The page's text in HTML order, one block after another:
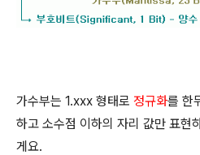
가수부는 1.xxx 형태로 정규화를 한
하고 소수점 이하의 자리 값만 표현
게요.